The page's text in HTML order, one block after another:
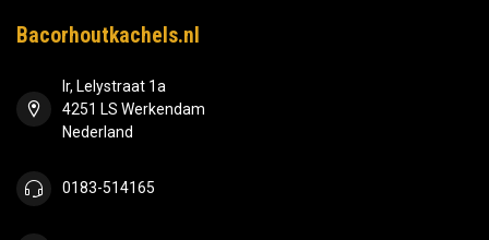
Bacorhoutkachels.nl
Ir, Lelystraat 1a
4251 LS Werkendam
Nederland
0183-514165